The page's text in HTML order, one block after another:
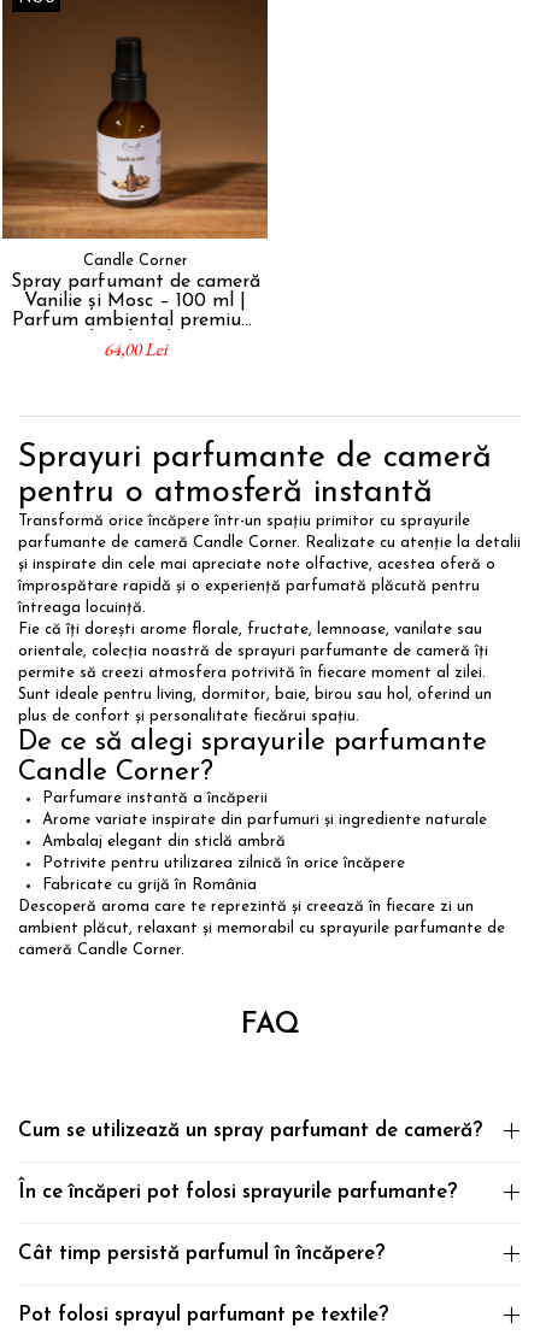
Candle Corner
Spray parfumant de cameră
Vanilie și Mosc – 100 ml |
Parfum ambiental premium
handmade
64,00 Lei
Sprayuri parfumante de cameră
pentru o atmosferă instantă
Transformă orice încăpere într-un spațiu primitor cu sprayurile
parfumante de cameră Candle Corner. Realizate cu atenție la detalii
și inspirate din cele mai apreciate note olfactive, acestea oferă o
împrospătare rapidă și o experiență parfumată plăcută pentru
întreaga locuință.
Fie că îți dorești arome florale, fructate, lemnoase, vanilate sau
orientale, colecția noastră de sprayuri parfumante de cameră îți
permite să creezi atmosfera potrivită în fiecare moment al zilei.
Sunt ideale pentru living, dormitor, baie, birou sau hol, oferind un
plus de confort și personalitate fiecărui spațiu.
De ce să alegi sprayurile parfumante
Candle Corner?
Parfumare instantă a încăperii
Arome variate inspirate din parfumuri și ingrediente naturale
Ambalaj elegant din sticlă ambră
Potrivite pentru utilizarea zilnică în orice încăpere
Fabricate cu grijă în România
Descoperă aroma care te reprezintă și creează în fiecare zi un
ambient plăcut, relaxant și memorabil cu sprayurile parfumante de
cameră Candle Corner.
FAQ
Cum se utilizează un spray parfumant de cameră?
În ce încăperi pot folosi sprayurile parfumante?
Cât timp persistă parfumul în încăpere?
Pot folosi sprayul parfumant pe textile?